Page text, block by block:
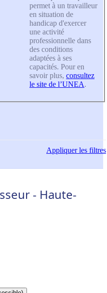
permet à un travailleur
en situation de
handicap d'exercer
une activité
professionnelle dans
des conditions
adaptées à ses
capacités. Pour en
savoir plus, consultez
le site de l’UNEA.
Appliquerles filtres
- Haute-